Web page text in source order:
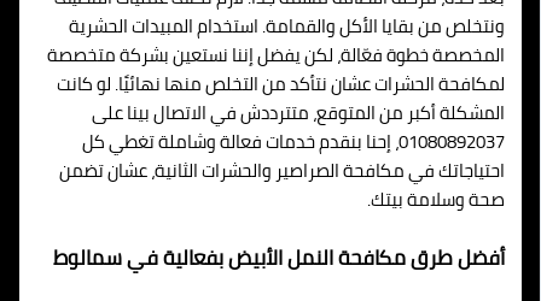
ونتخلص من بقايا الأكل والقمامة. استخدام المبيدات الحشرية
المخصصة خطوة فعّالة، لكن يفضل إننا نستعين بشركة متخصصة
لمكافحة الحشرات عشان نتأكد من التخلص منها نهائيًا. لو كانت
المشكلة أكبر من المتوقع، متترددش في الاتصال بينا على
01080892037، إحنا بنقدم خدمات فعالة وشاملة تغطي كل
احتياجاتك في مكافحة الصراصير والحشرات الثانية، عشان تضمن
صحة وسلامة بيتك.
أفضل طرق مكافحة النمل الأبيض بفعالية في سمالوط